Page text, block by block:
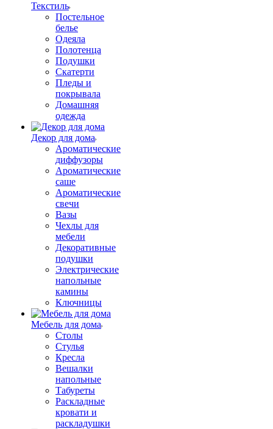
Текстиль
Постельное
белье
Одеяла
Полотенца
Подушки
Скатерти
Пледы и
покрывала
Домашняя
одежда
Декор для дома
Ароматические
диффузоры
Ароматические
саше
Ароматические
свечи
Вазы
Чехлы для
мебели
Декоративные
подушки
Электрические
напольные
камины
Ключницы
Мебель для дома
Столы
Стулья
Кресла
Вешалки
напольные
Табуреты
Раскладные
кровати и
раскладушки